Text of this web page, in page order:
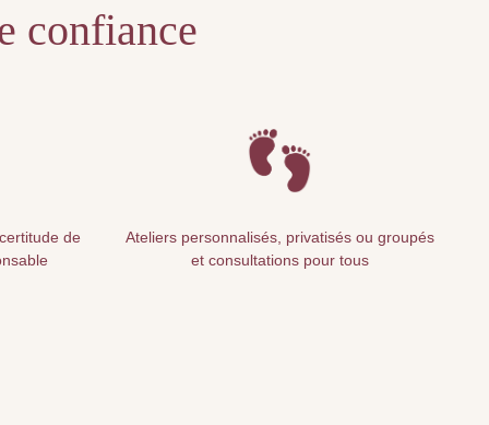
confiance
de
Ateliers personnalisés, privatisés ou groupés
et consultations pour tous